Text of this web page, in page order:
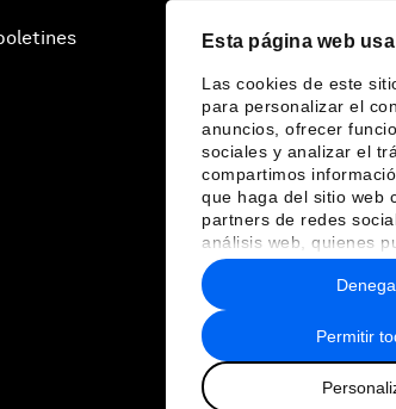
Esta página web
Las cookies de este
para personalizar el
anuncios, ofrecer
sociales y analizar el
compartimos
que haga del sitio web
partners de redes
análisis web, quienes
combinarla con otra
haya proporcionado o
recopilado a partir del
hecho de sus servicios.
Permitir